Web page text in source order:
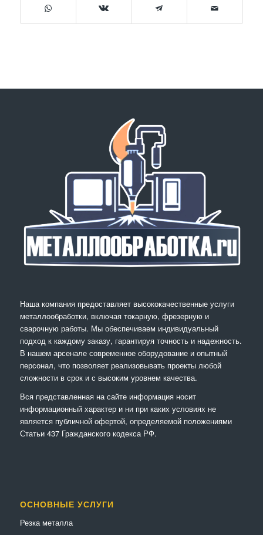
Наша компания предоставляет высококачественные услуги
металлообработки, включая токарную, фрезерную и
сварочную работы. Мы обеспечиваем индивидуальный
подход к каждому заказу, гарантируя точность и надежность.
В нашем арсенале современное оборудование и опытный
персонал, что позволяет реализовывать проекты любой
сложности в срок и с высоким уровнем качества.
Вся представленная на сайте информация носит
информационный характер и ни при каких условиях не
является публичной офертой, определяемой положениями
Статьи 437 Гражданского кодекса РФ.
ОСНОВНЫЕ УСЛУГИ
Резка металла